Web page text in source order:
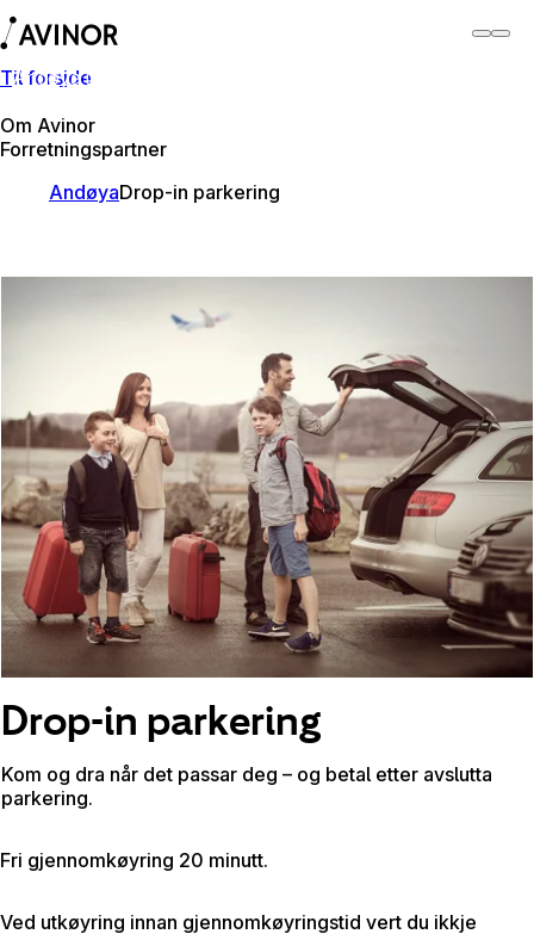
Til forside
Om Avinor
Forretningspartner
Andøya lufthamn
AndøyaDrop-in parkering
Drop-in parkering
Kom og dra når det passar deg – og betal etter avslutta
parkering.
Fri gjennomkøyring 20 minutt.
Ved utkøyring innan gjennomkøyringstid vert du ikkje